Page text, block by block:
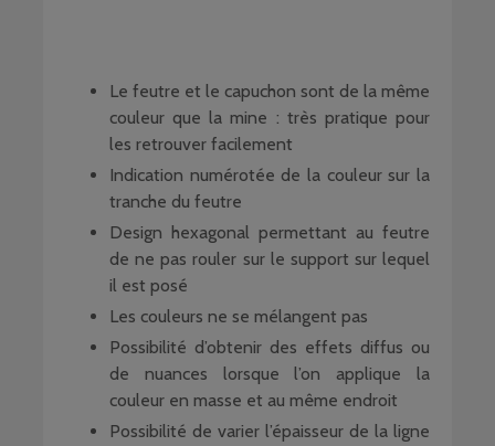
Le feutre et le capuchon sont de la même
couleur que la mine : très pratique pour
les retrouver facilement
Indication numérotée de la couleur sur la
tranche du feutre
Design hexagonal permettant au feutre
de ne pas rouler sur le support sur lequel
il est posé
Les couleurs ne se mélangent pas
Possibilité d’obtenir des effets diffus ou
de nuances lorsque l’on applique la
couleur en masse et au même endroit
Possibilité de varier l’épaisseur de la ligne